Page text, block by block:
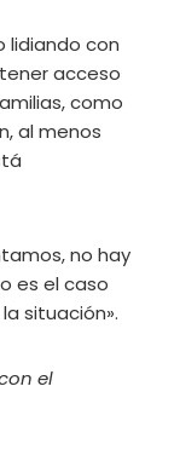
lidiando con
acceso
como
al menos
no hay
es el caso
situación».
el